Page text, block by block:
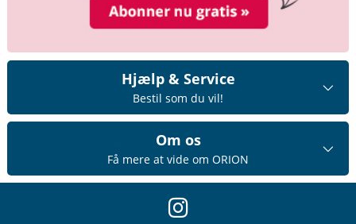
Hjælp & Service
Bestil som du vil!
Om os
Få mere at vide om ORION
instagram